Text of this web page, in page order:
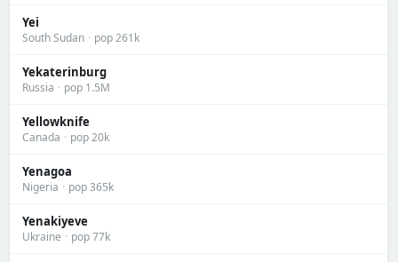
Yei
South Sudan · pop 261k
Yekaterinburg
Russia · pop 1.5M
Yellowknife
Canada · pop 20k
Yenagoa
Nigeria · pop 365k
Yenakiyeve
Ukraine · pop 77k